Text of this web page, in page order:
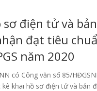
sơ điện tử và
đạt tiêu
năm 2020
có Công văn số 85/
kê khai hồ sơ điện tử và bản